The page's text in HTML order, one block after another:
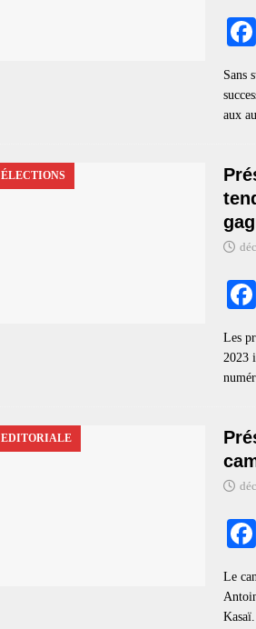
Sans
aux
ÉLECTIONS
Les
2023
EDITORIALE
Le